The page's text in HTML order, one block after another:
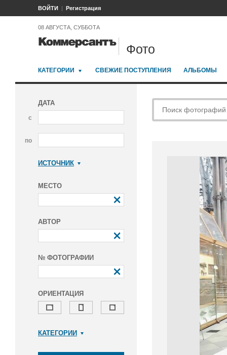
ВОЙТИ Регистрация
08 АВГУСТА, СУББОТА
Фото
КАТЕГОРИИ СВЕЖИЕ ПОСТУПЛЕНИЯ АЛЬБОМЫ
ДАТА
с
по
ИСТОЧНИК
МЕСТО
АВТОР
№ ФОТОГРАФИИ
ОРИЕНТАЦИЯ
КАТЕГОРИИ